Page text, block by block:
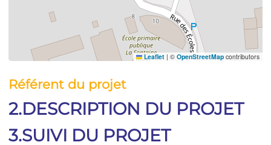
Leaflet | © OpenStreetMap contributors
Référent du projet
2.DESCRIPTION DU PROJET
3.SUIVI DU PROJET